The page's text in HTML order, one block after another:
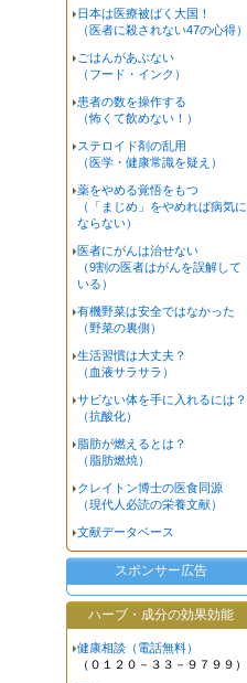
日本は医療被ばく大国！
（医者に殺されない47の心得）
ごはんがあぶない
（フード・インク）
患者の数を操作する
（怖くて飲めない！）
ステロイド剤の乱用
（医学・健康常識を疑え）
薬をやめる覚悟をもつ
（「まじめ」をやめれば病気に
ならない）
医者にがんは治せない
（9割の医者はがんを誤解して
いる）
有機野菜は安全ではなかった
（野菜の裏側）
生活習慣は大丈夫？
（血液サラサラ）
サビない体を手に入れるには？
（抗酸化）
脂肪が燃えるとは？
（脂肪燃焼）
クレイトン博士の医食同源
（現代人必読の栄養文献）
文献データベース
スポンサー広告
ハーブ・成分の効果効能
健康相談（電話無料）
（０１２０－３３－９７９９）